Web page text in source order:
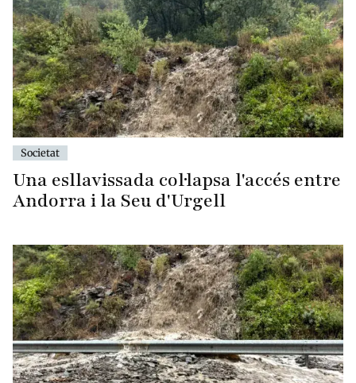
Societat
Una esllavissada col·lapsa l'accés entre
Andorra i la Seu d'Urgell